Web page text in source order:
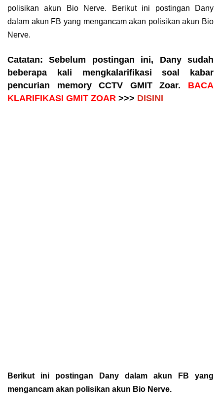
polisikan akun Bio Nerve. Berikut ini postingan Dany
dalam akun FB yang mengancam akan polisikan akun Bio
Nerve.
Catatan: Sebelum postingan ini, Dany sudah
beberapa kali mengkalarifikasi soal kabar
pencurian memory CCTV GMIT Zoar. BACA
KLARIFIKASI GMIT ZOAR >>> DISINI
Berikut ini postingan Dany dalam akun FB yang
mengancam akan polisikan akun Bio Nerve.